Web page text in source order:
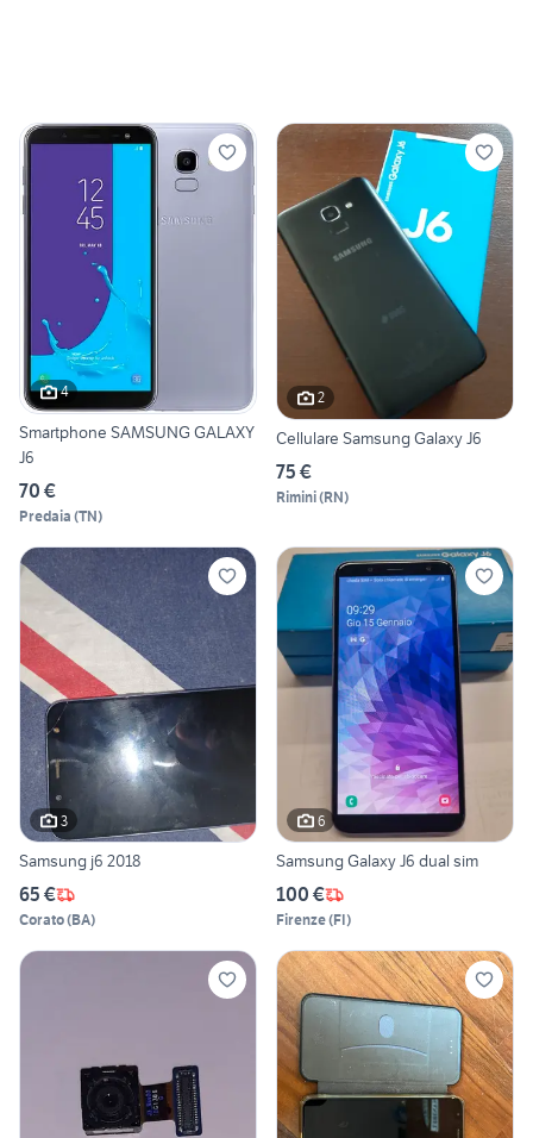
4
Smartphone SAMSUNG GALAXY
J6
70 €
Predaia (TN)
2
Cellulare Samsung Galaxy J6
75 €
Rimini(RN)
3
Samsung j6 2018
65 €
Corato(BA)
6
Samsung Galaxy J6 dual sim
100 €
Firenze(FI)